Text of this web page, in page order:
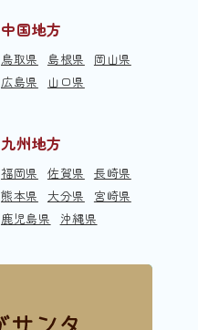
中国地方
鳥取県 島根県
岡山県
広島県
山口県
九州地方
福岡県 佐賀県
長崎県
熊本県
大分県
宮崎県
鹿児島県
沖縄県